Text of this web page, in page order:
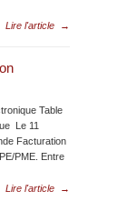
Lire l'article
→
Table
Le 11
Facturation
PME. Entre
Lire l'article
→